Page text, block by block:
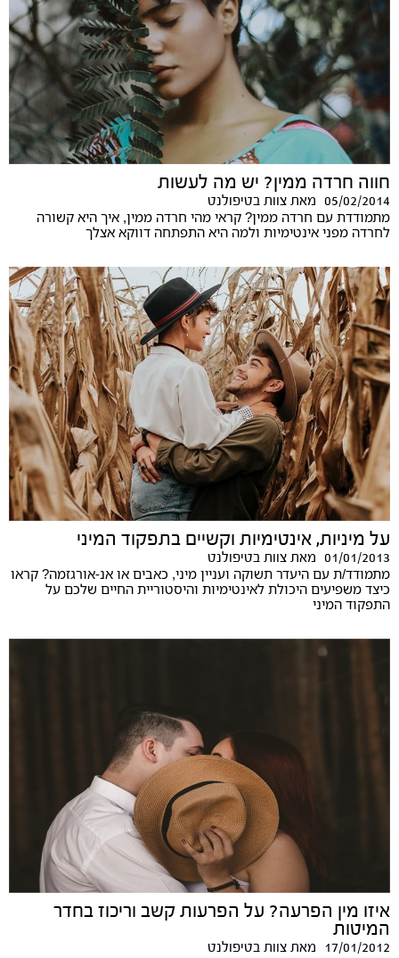
חווה חרדה ממין? יש מה לעשות
05/02/2014 מאת צוות בטיפולנט
מתמודדת עם חרדה ממין? קראי מהי חרדה ממין, איך היא קשורה
לחרדה מפני אינטימיות ולמה היא התפתחה דווקא אצלך
על מיניות, אינטימיות וקשיים בתפקוד המיני
01/01/2013 מאת צוות בטיפולנט
מתמודד/ת עם היעדר תשוקה ועניין מיני, כאבים או אנ-אורגזמה? קראו
כיצד משפיעים היכולת לאינטימיות והיסטוריית החיים שלכם על
התפקוד המיני
איזו מין הפרעה? על הפרעות קשב וריכוז בחדר
המיטות
17/01/2012 מאת צוות בטיפולנט